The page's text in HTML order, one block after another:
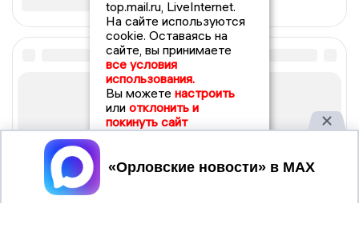
top.mail.ru, LiveInternet.
На сайте используются
cookie. Оставаясь на
сайте, вы принимаете
все условия
использования.
Вы можете настроить
или отклонить и
покинуть сайт
Принять